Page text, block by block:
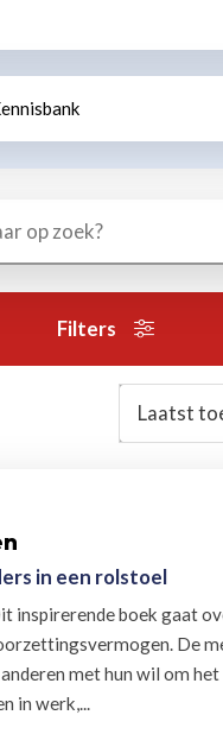
Filters
in een rolstoel
inspirerende boek gaat
De
met hun wil om
in werk,...
gamification